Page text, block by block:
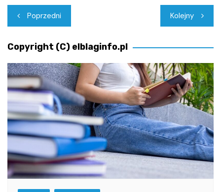
Nawigacja
wpisu
Poprzedni Kolejny
Copyright (C) elblaginfo.pl